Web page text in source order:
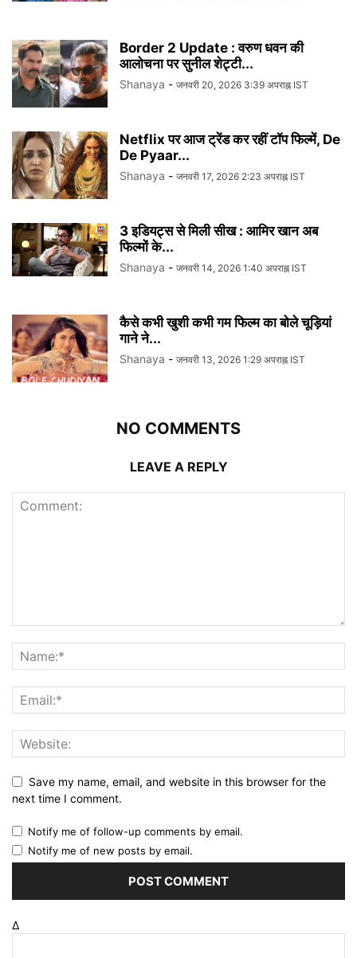
Border 2 Update : वरुण धवन की
आलोचना पर सुनील शेट्टी...
Shanaya - जनवरी 20, 2026 3:39 अपराह्न IST
Netflix पर आज ट्रेंड कर रहीं टॉप फिल्में, De
De Pyaar...
Shanaya - जनवरी 17, 2026 2:23 अपराह्न IST
3 इडियट्स से मिली सीख : आमिर खान अब
फिल्मों के...
Shanaya - जनवरी 14, 2026 1:40 अपराह्न IST
कैसे कभी खुशी कभी गम फिल्म का बोले चूड़ियां
गाने ने...
Shanaya - जनवरी 13, 2026 1:29 अपराह्न IST
NO COMMENTS
LEAVE A REPLY
Save my name, email, and website in this browser for the
next time I comment.
Notify me of follow-up comments by email.
Notify me of new posts by email.
Δ